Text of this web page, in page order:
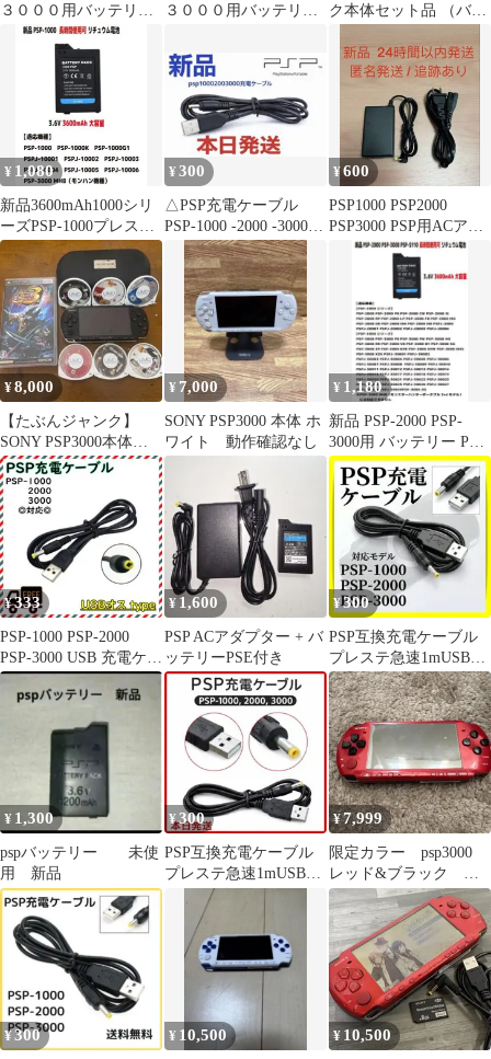
３０００用バッテリー
３０００用バッテリー
ク本体セット品 （バッ
¥ 1,080
新品3600mAh1000シリ
ーズPSP-1000プレステ
3.6V PSE認証
¥300
△PSP充電ケーブル
PSP-1000 -2000 -3000
対応 USB
¥600
PSP1000 PSP2000
PSP3000 PSP用ACアダ
プター充電器
¥8,000
【たぶんジャンク】
SONY PSP3000本体ソ
フト7本収納ケース付き
充電器無し
¥ 7,000
SONY PSP3000 本体 ホ
ワイト 動作確認なし
¥ 1,180
新品 PSP-2000 PSP-
3000用 バッテリー PSE
認定
¥333
PSP-1000 PSP-2000
PSP-3000 USB 充電ケー
ブル 黒
¥ 1,600
PSP ACアダプター + バ
ッテリーPSE付き
¥300
PSP互換充電ケーブル
プレステ急速1mUSB
100020003000 psp
¥ 1,300
pspバッテリー 未使
用 新品
¥300
PSP互換充電ケーブル
プレステ急速1mUSB
100020003000 psp
¥7,999
限定カラー psp3000
レッド&ブラック ジ
ャンク
¥ 300 ¥ 10,500 ¥ 10,500